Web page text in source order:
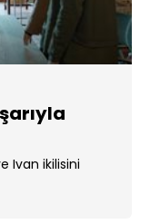
Ivan ikilisini